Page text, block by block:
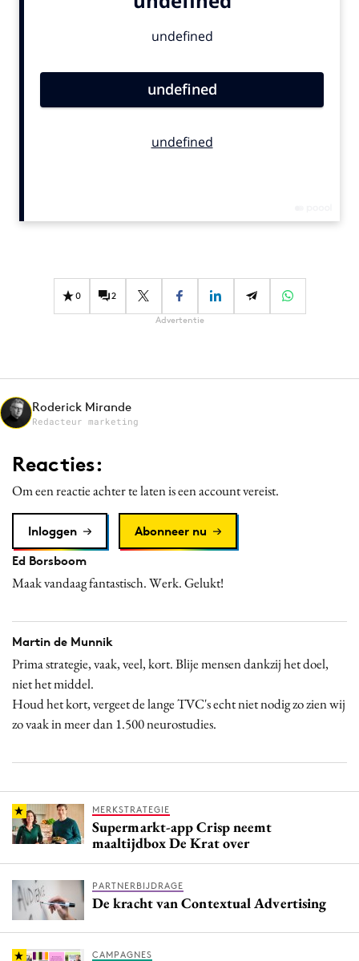
Gedragsverandering
Influencer marketing
Media
Merkstrategie
PR
Purpose Marketing
Reputatie & crisis
0 2
Advertentie
Roderick Mirande
Redacteur marketing
Reacties:
Om een reactie achter te laten is een account vereist.
Inloggen
Abonneer nu
Ed Borsboom
Maak vandaag fantastisch. Werk. Gelukt!
Martin de Munnik
Prima strategie, vaak, veel, kort. Blije mensen dankzij het doel,
niet het middel.
Houd het kort, vergeet de lange TVC's echt niet nodig zo zien wij
zo vaak in meer dan 1.500 neurostudies.
MERKSTRATEGIE
Supermarkt-app Crisp neemt
maaltijdbox De Krat over
PARTNERBIJDRAGE
De kracht van Contextual Advertising
CAMPAGNES